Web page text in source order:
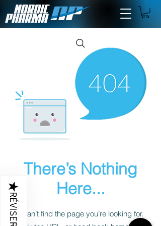
There’s Nothing
Here...
We can’t find the page you’re looking for.
★
RÉVISERS